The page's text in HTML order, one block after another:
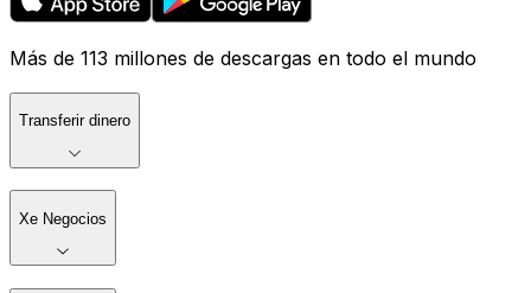
Más de 113 millones de descargas en todo el mundo
Transferir dinero
Xe Negocios